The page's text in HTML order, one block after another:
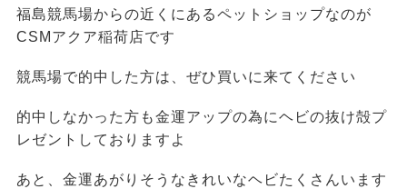
福島競馬場からの近くにあるペットショップなのが
CSMアクア稲荷店です
競馬場で的中した方は、ぜひ買いに来てください
的中しなかった方も金運アップの為にヘビの抜け殻プ
レゼントしておりますよ
あと、金運あがりそうなきれいなヘビたくさんいます